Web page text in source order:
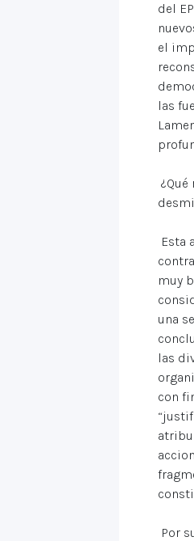
del
el
las
Esta
muy
una
las
con
Por